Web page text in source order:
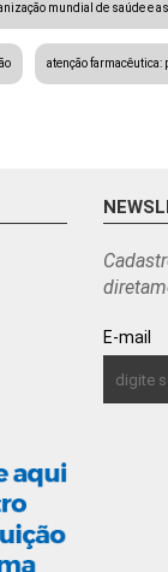
mundial de saúde e
atenção farmacêutica:
E-mail